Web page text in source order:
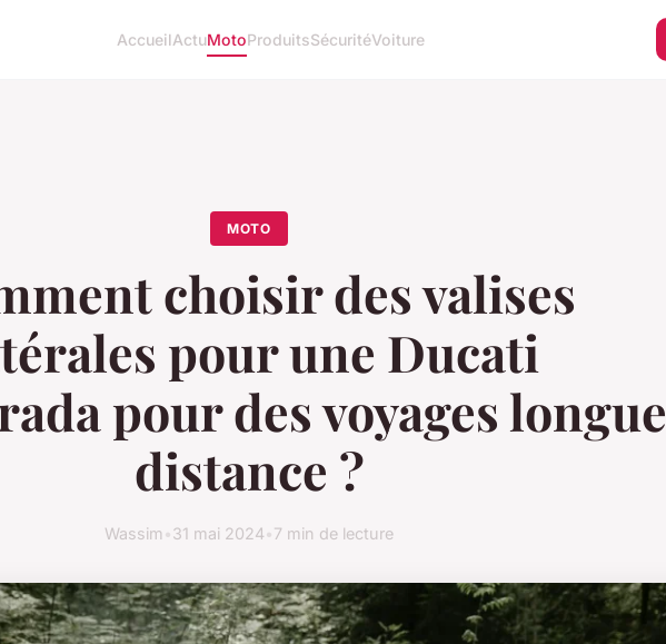
AccueilActuMotoProduitsSécuritéVoiture
MOTO
choisir des valises
pour une Ducati
pour des voyages longue
distance ?
Wassim•31 mai 2024•7 min de lecture